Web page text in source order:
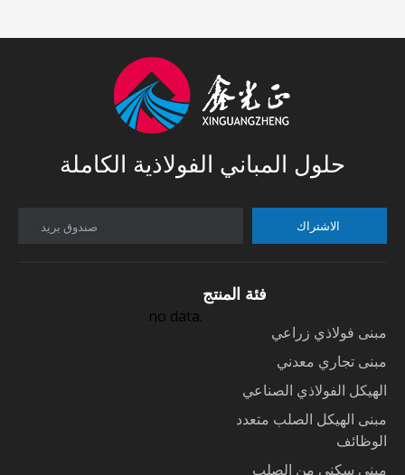
حلول المباني الفولاذية الكاملة
صندوق بريد
no data.
فئة المنتج
مبنى فولاذي زراعي
مبنى تجاري معدني
الهيكل الفولاذي الصناعي
مبنى الهيكل الصلب متعدد
الوظائف
مبنى سكني من الصلب